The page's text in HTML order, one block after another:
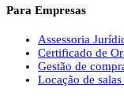
Para Empresas
Assessoria
Certificado de
Gestão de
Locação de